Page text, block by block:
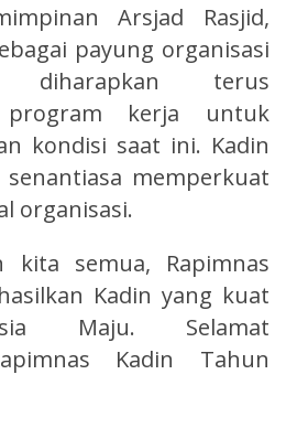
Arsjad Rasjid,
payung organisasi
terus
program kerja untuk
kondisi saat ini. Kadin
memperkuat
organisasi.
kita semua, Rapimnas
Kadin yang kuat
Maju. Selamat
Kadin Tahun